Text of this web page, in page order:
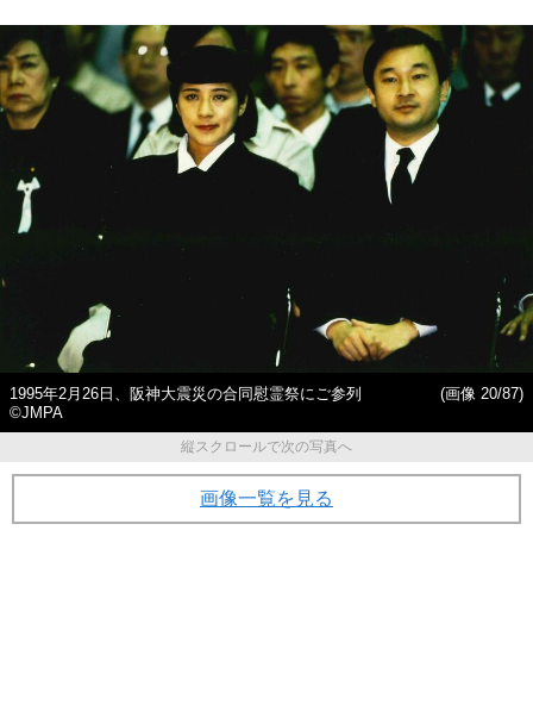
1995年2月26日、阪神大震災の合同慰霊祭にご参列
©JMPA
(画像 20/87)
縦スクロールで次の写真へ
画像一覧を見る